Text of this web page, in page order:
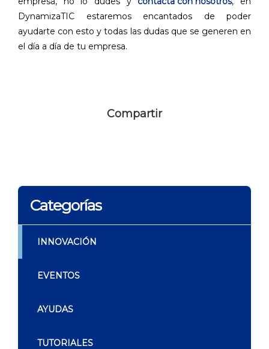
DynamizaTIC estaremos encantados de poder
ayudarte con esto y todas las dudas que se generen en
el día a día de tu empresa.
Compartir
Categorías
INNOVACIÓN
EVENTOS
AYUDAS
TUTORIALES